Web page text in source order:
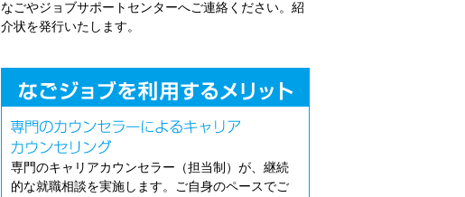
なごやジョブサポートセンターへご連絡ください。紹
介状を発行いたします。
専門のキャリアカウンセラー（担当制）が、継続
的な就職相談を実施します。ご自身のペースでご